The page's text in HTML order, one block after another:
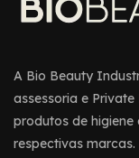
A Bio Beauty
assessoria e
produtos de higiene
respectivas marcas.